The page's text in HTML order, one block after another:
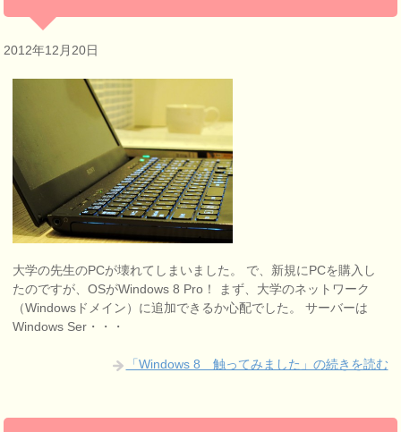
2012年12月20日
大学の先生のPCが壊れてしまいました。 で、新規にPCを購入し
たのですが、OSがWindows 8 Pro！ まず、大学のネットワーク
（Windowsドメイン）に追加できるか心配でした。 サーバーは
Windows Ser・・・
「Windows 8 触ってみました」の続きを読む